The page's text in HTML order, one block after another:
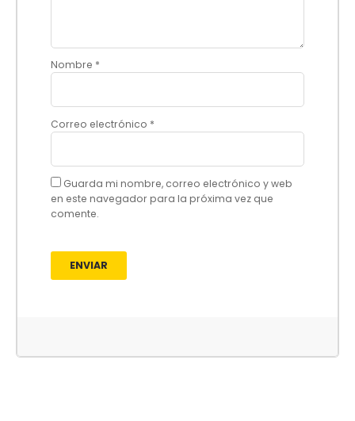
Nombre *
Correo electrónico *
Guarda mi nombre, correo electrónico y web
en este navegador para la próxima vez que
comente.